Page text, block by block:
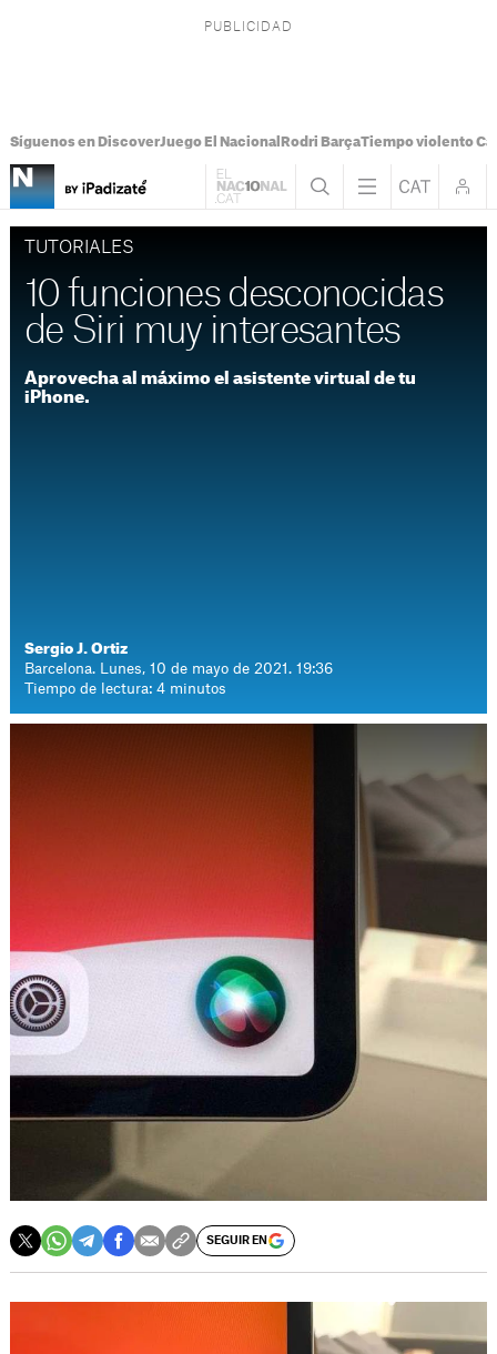
Síguenos en DiscoverJuego El Nacional Rodri BarçaTiempo violento
TUTORIALES
10 funciones desconocidas
de Siri muy interesantes
Aprovecha al máximo el asistente virtual de tu
iPhone.
Sergio J. Ortiz
Barcelona. Lunes, 10 de mayo de 2021. 19:36
Tiempo de lectura: 4 minutos
SEGUIR EN